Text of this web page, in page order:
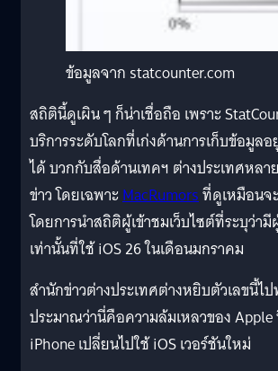
ข้อมูลจาก statcounter.com
สถิตินี้ดูเผิน ๆ ก็น่าเชื่อถือ เพราะ
บริการระดับโลกที่เก่งด้านการเก็บข้อมูล
ได้ บวกกับสื่อด้านเทคฯ ต่างประเทศหลา
ข่าว โดยเฉพาะMacRumorsที่ดูเหมือน
โดยการนำสถิติผู้เข้าชมเว็บไซต์ที่ระบุว่ามี
เท่านั้นที่ใช้ iOS 26 ในเดือนมกราคม
สำนักข่าวต่างประเทศต่างหยิบตัวเลขนี้ไ
ประมาณว่านี่คือความล้มเหลวของ Apple
iPhone เปลี่ยนไปใช้ iOS เวอร์ชันใหม่